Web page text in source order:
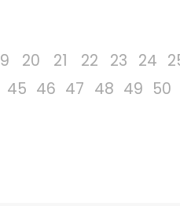
20 21 22 23 24
45 46 47 48 49 50